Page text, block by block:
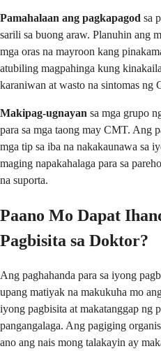
Pamahalaan ang pagkapagod sa
sarili sa buong araw. Planuhin ang
mga oras na mayroon kang
atubiling magpahinga kung
karaniwan at wasto na sintomas ng
Makipag-ugnayan sa mga grupo
para sa mga taong may CMT. Ang
mga tip sa iba na nakakaunawa sa
maging napakahalaga para sa
na suporta.
Paano Mo Dapat
Pagbisita sa Doktor?
Ang paghahanda para sa iyong
upang matiyak na makukuha mo
iyong pagbisita at makatanggap ng
pangangalaga. Ang pagiging
ano ang nais mong talakayin ay